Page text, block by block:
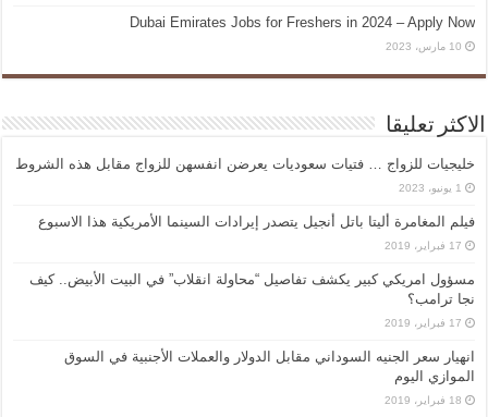
Dubai Emirates Jobs for Freshers in 2024 – Apply Now
10 مارس، 2023
الاكثر تعليقا
خليجيات للزواج … فتيات سعوديات يعرضن انفسهن للزواج مقابل هذه الشروط
1 يونيو، 2023
فيلم المغامرة أليتا‭ ‬باتل أنجيل يتصدر إيرادات السينما الأمريكية هذا الاسبوع
17 فبراير، 2019
مسؤول امريكي كبير يكشف تفاصيل “محاولة انقلاب” في البيت الأبيض.. كيف
نجا ترامب؟
17 فبراير، 2019
انهيار سعر الجنيه السوداني مقابل الدولار والعملات الأجنبية في السوق
الموازي اليوم
18 فبراير، 2019